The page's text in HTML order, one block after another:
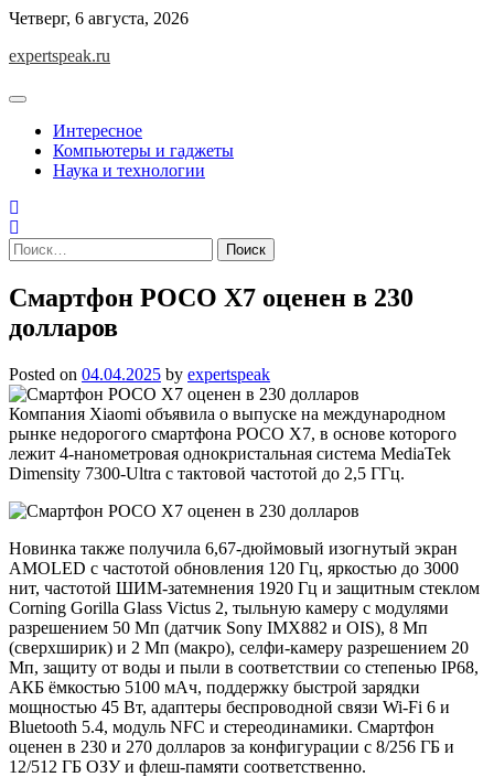
Skip
content
Четверг, 6 августа, 2026
expertspeak.ru
Интересное
Компьютеры и гаджеты
Наука и технологии
Найти:
Смартфон POCO X7 оценен в 230
долларов
Posted on 04.04.2025 by expertspeak
Компания Xiaomi объявила о выпуске на международном
рынке недорогого смартфона POCO X7, в основе которого
лежит 4-нанометровая однокристальная система MediaTek
Dimensity 7300-Ultra с тактовой частотой до 2,5 ГГц.
Новинка также получила 6,67-дюймовый изогнутый экран
AMOLED с частотой обновления 120 Гц, яркостью до 3000
нит, частотой ШИМ-затемнения 1920 Гц и защитным стеклом
Corning Gorilla Glass Victus 2, тыльную камеру с модулями
разрешением 50 Мп (датчик Sony IMX882 и OIS), 8 Мп
(сверхширик) и 2 Мп (макро), селфи-камеру разрешением 20
Мп, защиту от воды и пыли в соответствии со степенью IP68,
АКБ ёмкостью 5100 мАч, поддержку быстрой зарядки
мощностью 45 Вт, адаптеры беспроводной связи Wi-Fi 6 и
Bluetooth 5.4, модуль NFC и стереодинамики. Смартфон
оценен в 230 и 270 долларов за конфигурации с 8/256 ГБ и
12/512 ГБ ОЗУ и флеш-памяти соответственно.